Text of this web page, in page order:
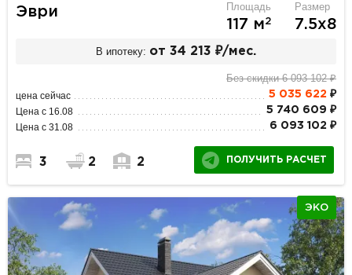
Эври Площадь
117 м2
Размер
7.5х8
В ипотеку: от 34 213 ₽/мес.
Без скидки 6 093 102 ₽
цена сейчас 5 035 622 ₽
Цена с 16.08 5 740 609 ₽
Цена с 31.08 6 093 102 ₽
3 2 2 ПОЛУЧИТЬ РАСЧЕТ
ЭКО